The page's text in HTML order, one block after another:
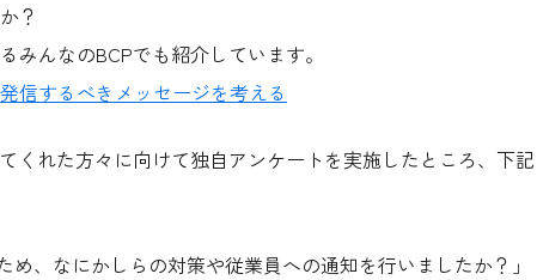
？
んなのBCPでも紹介しています。
信するべきメッセージを考える
くれた方々に向けて独自アンケートを実施したところ、下記
め、なにかしらの対策や従業員への通知を行いましたか？」